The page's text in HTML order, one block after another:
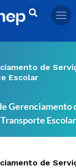
de
Escolar
Gerenciamento
Transporte Escolar
de